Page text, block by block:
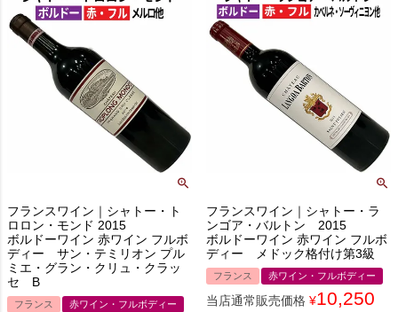
フランスワイン｜シャトー・ト
ロロン・モンド 2015
ボルドーワイン 赤ワイン フルボ
ディー サン・テミリオン プル
ミエ・グラン・クリュ・クラッ
セ B
フランス 赤ワイン・フルボディー
フランスワイン｜シャトー・ラ
ンゴア・バルトン 2015
ボルドーワイン 赤ワイン フルボ
ディー メドック格付け第3級
フランス 赤ワイン・フルボディー
当店通常販売価格 ¥10,250